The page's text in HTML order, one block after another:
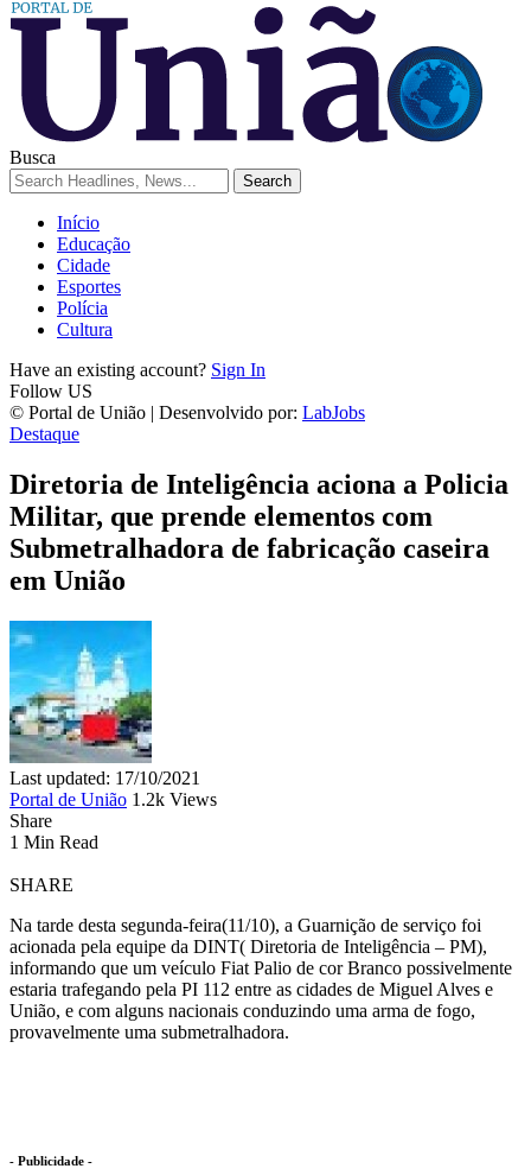
Busca
Início
Educação
Cidade
Esportes
Polícia
Cultura
Have an existing account? Sign In
Follow US
© Portal de União | Desenvolvido por: LabJobs
Destaque
Diretoria de Inteligência aciona a Policia
Militar, que prende elementos com
Submetralhadora de fabricação caseira
em União
Last updated: 17/10/2021
Portal de União 1.2k Views
Share
1 Min Read
SHARE
Na tarde desta segunda-feira(11/10), a Guarnição de serviço foi
acionada pela equipe da DINT( Diretoria de Inteligência – PM),
informando que um veículo Fiat Palio de cor Branco possivelmente
estaria trafegando pela PI 112 entre as cidades de Miguel Alves e
União, e com alguns nacionais conduzindo uma arma de fogo,
provavelmente uma submetralhadora.
- Publicidade -